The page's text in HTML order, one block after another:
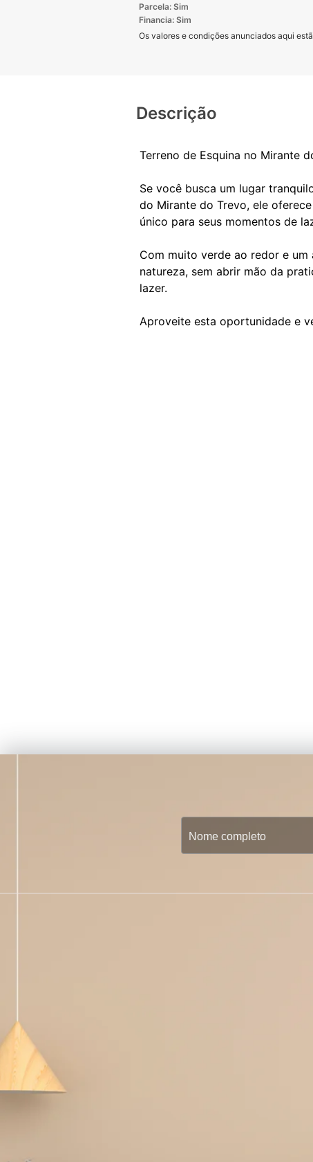
Parcela: Sim
Financia: Sim
Os valores e condições anunciados aqui
Descrição
Terreno de Esquina no Mirante
Se você busca um lugar
do Mirante do Trevo, ele
único para seus momentos de
Com muito verde ao redor e
natureza, sem abrir mão da
lazer.